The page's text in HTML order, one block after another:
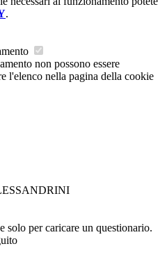
.
non possono essere
l'elenco nella pagina della cookie
solo per caricare un questionario.